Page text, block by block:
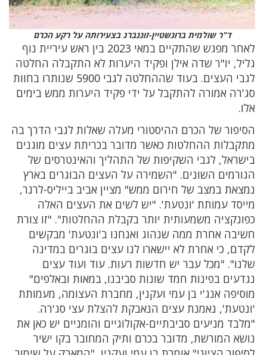
ד"ר שולמית ברונשטיין-זוננברג בצעירותה על רקע הכרם
לאחר מפגש שהתקיים במאי 2023 בין ראש עיריית נוף
גליל, יו"ר שדה אילן ופקיד היערות לא התקבלה החלטה
לגבי העצים. בעוד שההחלטה לגבי 5900 שנותרו בחוות
סג'רה אמורה להתקבל על ידי פקיד היערות ממש בימים
אלו.
הסיפור של הכרם ההיסטורי מעלה שאלות לגבי הדרך בה
מתקבלות ההחלטות כאשר מדובר בכריתת עצים מוגנים
בישראל, לגבי השקיפות של התהליך והאינטרסים של
הגורמים השונים. "השמירה על העצים הבוגרים בארץ
נמצאת במצב של חירום ממש" מציין אביב בייליס-לרנר,
מייסד עמותת 'ונטעת'. "יש לשים את העצים האלה
כפונקציה משמעותית יותר בקבלת ההחלטות". "זו צורת
חשיבה אחרת ממה שנהוג ואנחנו ב'ונטעת' מבקשים
לקדם, כי אחרת לא יישארו לנו עצים בוגרים במדינה
שלנו". "מכל עבר יש חדשות רעות. עוד ועוד עצים
נגדעים בפינות חמד שונות סביבנו, במאות ובאלפים"
מוסיפה אנג'י בן עמי ועקנין, מחברת העצומה, מעמותת
'ונטעת', נאמנת עצים הנאבקת להצלת עצי סג'רה.
"מלבד מניעים סביבתיים-אקולוגיים והומניים יש כאן את
נושא המורשת, מדובר בכרם ותיק המחובר בקו ישיר